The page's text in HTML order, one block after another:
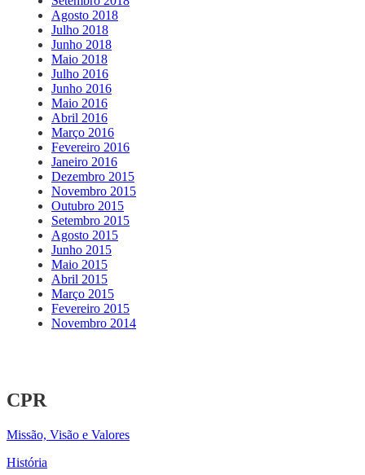
Agosto 2018
Julho 2018
Junho 2018
Maio 2018
Julho 2016
Junho 2016
Maio 2016
Abril 2016
Março 2016
Fevereiro 2016
Janeiro 2016
Dezembro 2015
Novembro 2015
Outubro 2015
Setembro 2015
Agosto 2015
Junho 2015
Maio 2015
Abril 2015
Março 2015
Fevereiro 2015
Novembro 2014
CPR
Missão, Visão e Valores
História